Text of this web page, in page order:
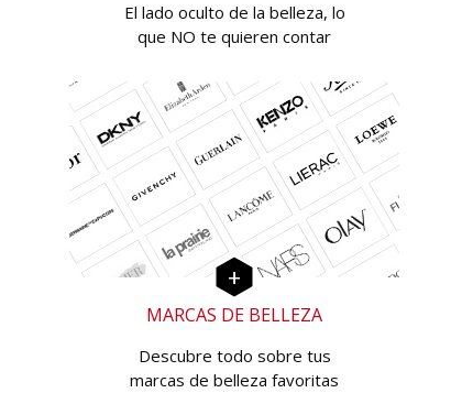
El lado oculto de la belleza, lo
que NO te quieren contar
MARCAS DE BELLEZA
Descubre todo sobre tus
marcas de belleza favoritas